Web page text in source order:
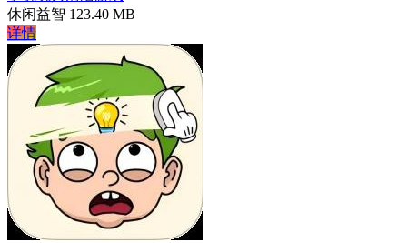
休闲益智 123.40 MB
详情